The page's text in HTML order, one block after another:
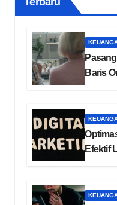
Baris
Efektif